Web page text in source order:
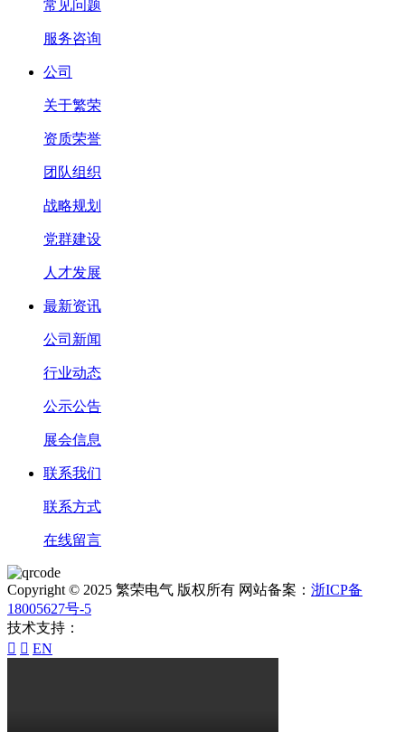
常见问题
服务咨询
公司
关于繁荣
资质荣誉
团队组织
战略规划
党群建设
人才发展
最新资讯
公司新闻
行业动态
公示公告
展会信息
联系我们
联系方式
在线留言
Copyright © 2025 繁荣电气 版权所有 网站备案： 浙ICP备
18005627号-5
技术支持：
  EN